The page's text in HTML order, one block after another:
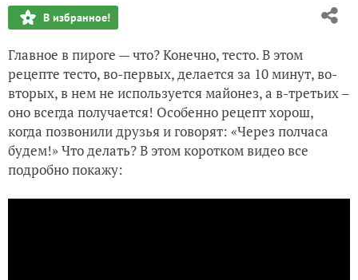
Я в восторге от этого метода! Размножение роз в свекле
Необычный способ посадки картофеля
В избранное!
Главное в пироге — что? Конечно, тесто. В этом
рецепте тесто, во-первых, делается за 10 минут, во-
вторых, в нем не используется майонез, а в-третьих –
оно всегда получается! Особенно рецепт хорош,
когда позвонили друзья и говорят: «Через полчаса
будем!» Что делать?В этом коротком видео все
подробно покажу: